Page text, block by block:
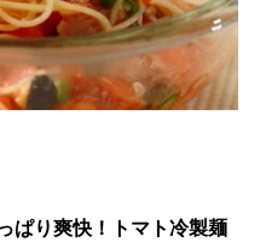
ぱり爽快！トマト冷製麺